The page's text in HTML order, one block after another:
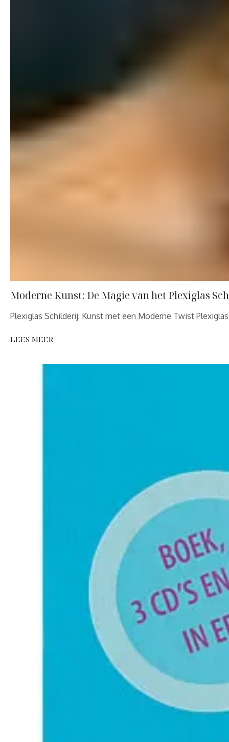
Moderne Kunst: De Magie van het Plexiglas
Plexiglas Schilderij: Kunst met een Moderne Twist
LEES MEER